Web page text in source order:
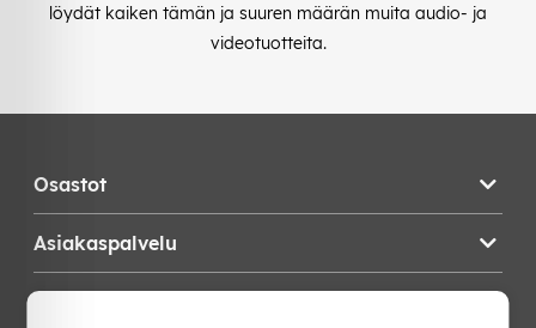
löydät kaiken tämän ja suuren määrän muita audio- ja
videotuotteita.
Osastot
Asiakaspalvelu